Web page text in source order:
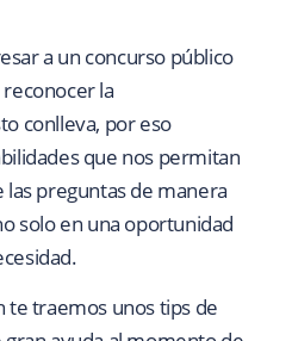
a un concurso público
la
conlleva, por eso
que nos permitan
las preguntas de manera
solo en una oportunidad
te traemos unos tips de